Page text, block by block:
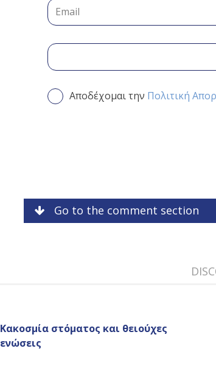
Αποδέχομαι την Πολιτική
Go to the comment section
Κακοσμία στόματος και θειούχες
ενώσεις